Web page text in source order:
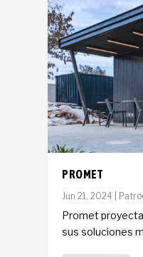
PROMET
Jun 21, 2024
Promet
sus soluciones